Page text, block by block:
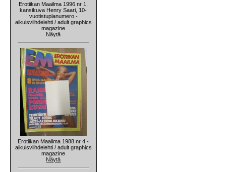
Erotiikan Maailma 1996 nr 1,
kansikuva Henry Saari, 10-
vuotistuplanumero -
aikuisviihdelehti / adult graphics
magazine
Näytä
Erotiikan Maailma 1988 nr 4 -
aikuisviihdelehti / adult graphics
magazine
Näytä